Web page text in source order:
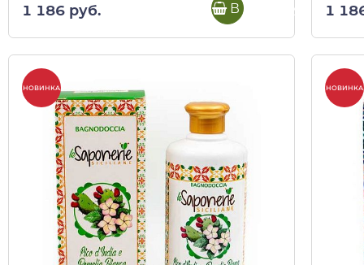
1 186 руб. В корзину 1
НОВИНКА НОВИНКА